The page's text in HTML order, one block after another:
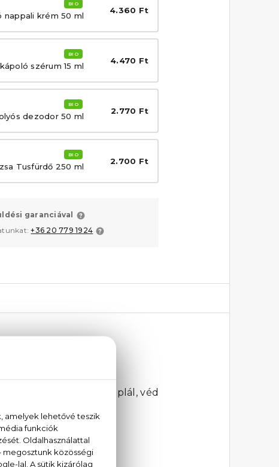
BIO
nappali krém 50 ml
4.360 Ft
BIO
szérum 15 ml
4.470 Ft
BIO
dezodor 50 ml
2.770 Ft
BIO
Tusfürdő 250 ml
2.700 Ft
garanciával
+36 20 779 1924
ml
szintézist. Hidratál, táplál, véd